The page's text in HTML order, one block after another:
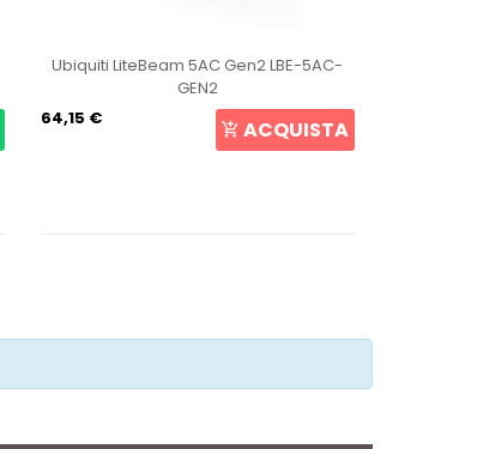
Ubiquiti LiteBeam 5AC Gen2 LBE-5AC-
GEN2
64,15 €
ACQUISTA